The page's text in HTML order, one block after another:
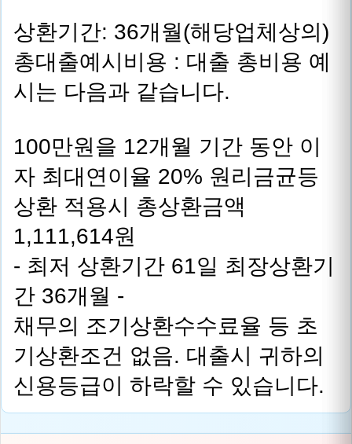
상환기간: 36개월(해당업체상의)
총대출예시비용 : 대출 총비용 예
시는 다음과 같습니다.
100만원을 12개월 기간 동안 이
자 최대연이율 20% 원리금균등
상환 적용시 총상환금액
1,111,614원
- 최저 상환기간 61일 최장상환기
간 36개월 -
채무의 조기상환수수료율 등 초
기상환조건 없음. 대출시 귀하의
신용등급이 하락할 수 있습니다.